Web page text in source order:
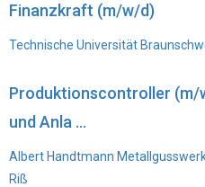
Finanzkraft (m/w/d)
Technische Universität
Produktionscontroller (m/
und Anla ...
Albert Handtmann
Riß